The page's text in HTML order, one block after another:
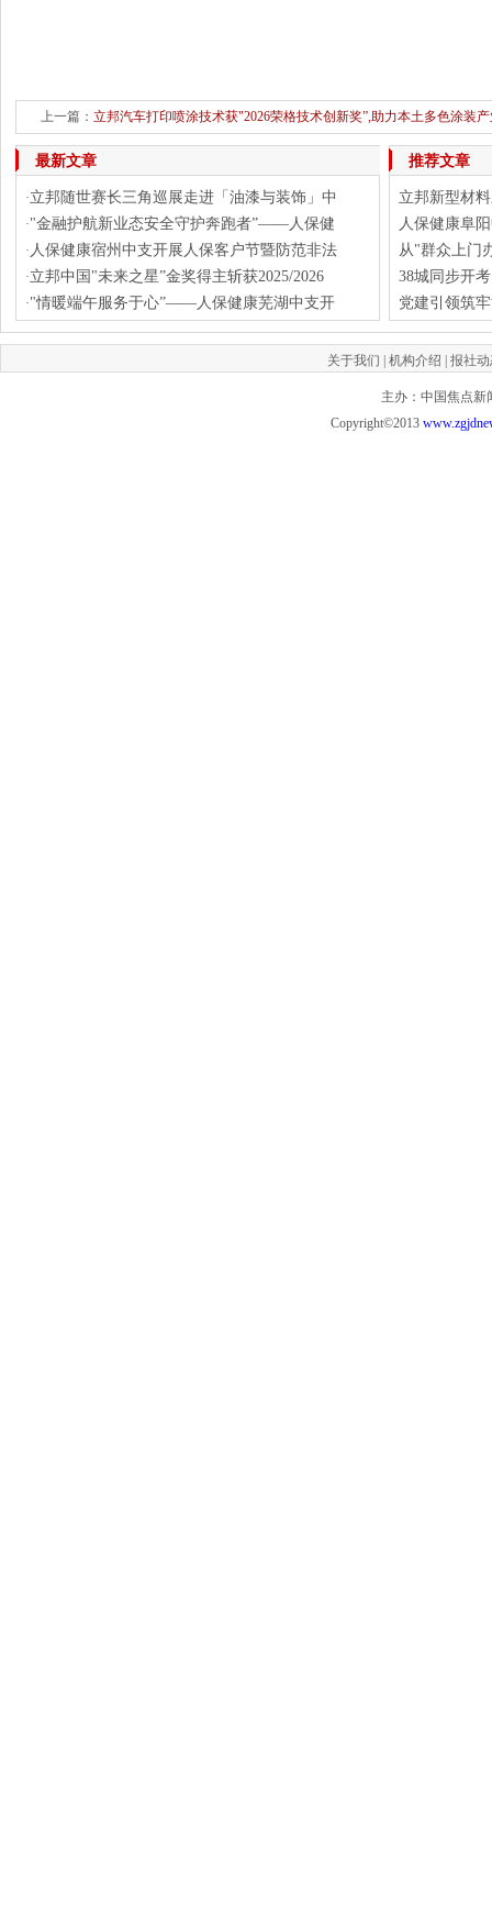
上一篇： 立邦汽车打印喷涂技术获"2026荣格技术创新奖”,助力本土多色涂装
下一篇：暖心服务进企业 上门开户解难题——中国民生银行
最新文章
·立邦随世赛长三角巡展走进「油漆与装饰」中
·"金融护航新业态安全守护奔跑者”——人保健
· 人保健康宿州中支开展人保客户节暨防范非法
·立邦中国"未来之星”金奖得主斩获2025/2026
·"情暖端午服务于心”——人保健康芜湖中支开
推荐文章
立邦新型材
人保健康阜
从"群众上门
38城同步开
党建引领筑
关于我们 机构介绍 报社
主办：中国焦点新
Copyright©2013